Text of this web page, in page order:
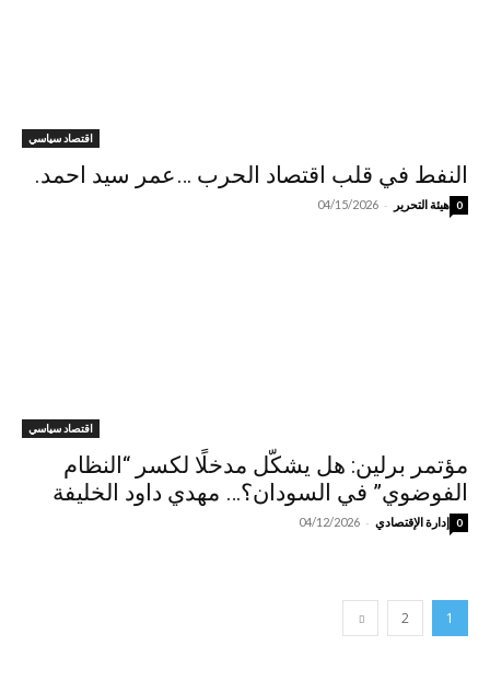
اقتصاد سياسي
النفط في قلب اقتصاد الحرب …عمر سيد احمد.
هيئة التحرير -
04/15/2026 0
اقتصاد سياسي
مؤتمر برلين: هل يشكّل مدخلًا لكسر “النظام
الفوضوي” في السودان؟… مهدي داود الخليفة
إدارة الإقتصادي -
04/12/2026 0
1
2